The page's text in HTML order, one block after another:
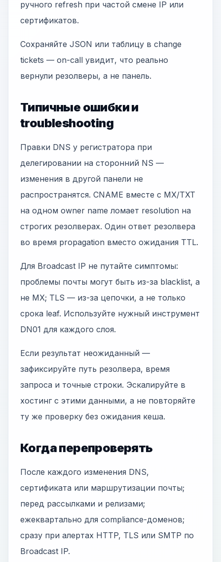
ручного refresh при частой смене IP или
сертификатов.
Сохраняйте JSON или таблицу в change
tickets — on-call увидит, что реально
вернули резолверы, а не панель.
Типичные ошибки и
troubleshooting
Правки DNS у регистратора при
делегировании на сторонний NS —
изменения в другой панели не
распространятся. CNAME вместе с MX/TXT
на одном owner name ломает resolution на
строгих резолверах. Один ответ резолвера
во время propagation вместо ожидания TTL.
Для Broadcast IP не путайте симптомы:
проблемы почты могут быть из-за blacklist, а
не MX; TLS — из-за цепочки, а не только
срока leaf. Используйте нужный инструмент
DN01 для каждого слоя.
Если результат неожиданный —
зафиксируйте путь резолвера, время
запроса и точные строки. Эскалируйте в
хостинг с этими данными, а не повторяйте
ту же проверку без ожидания кеша.
Когда перепроверять
После каждого изменения DNS,
сертификата или маршрутизации почты;
перед рассылками и релизами;
ежеквартально для compliance-доменов;
сразу при алертах HTTP, TLS или SMTP по
Broadcast IP.